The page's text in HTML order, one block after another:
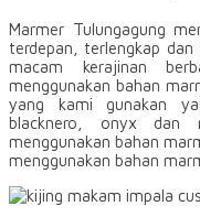
Marmer Tulungagung
terdepan, terlengkap dan
macam kerajinan
menggunakan bahan
yang kami gunakan
blacknero, onyx dan
menggunakan bahan
menggunakan bahan